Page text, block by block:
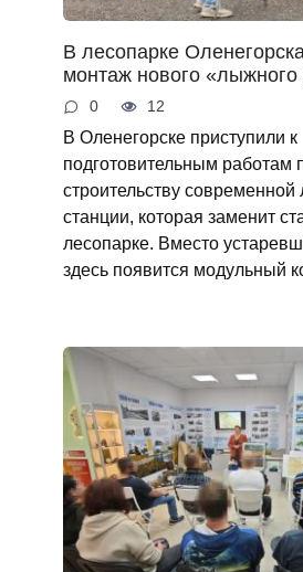
В лесопарке
монтаж нового «лыжного
0 12
В Оленегорске приступили к
подготовительным работам
строительству
станции, которая заменит
лесопарке. Вместо
здесь появится модульный